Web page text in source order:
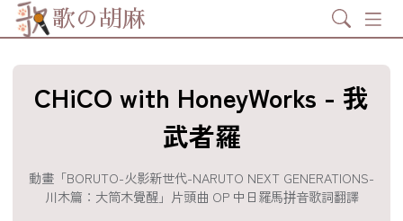
歌の胡麻 Search
CHiCO with HoneyWorks - 我
武者羅
動畫「BORUTO-火影新世代-NARUTO NEXT GENERATIONS-
川木篇：大筒木覺醒」片頭曲 OP 中日羅馬拼音歌詞翻譯